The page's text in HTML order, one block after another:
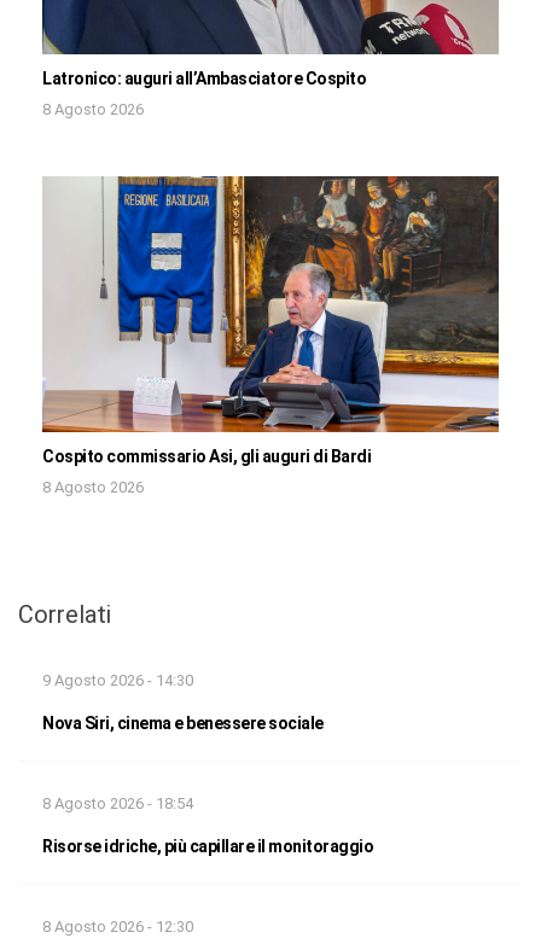
Latronico: auguri all’Ambasciatore Cospito
8 Agosto 2026
Cospito commissario Asi, gli auguri di Bardi
8 Agosto 2026
Correlati
9 Agosto 2026 - 14:30
Nova Siri, cinema e benessere sociale
8 Agosto 2026 - 18:54
Risorse idriche, più capillare il monitoraggio
8 Agosto 2026 - 12:30